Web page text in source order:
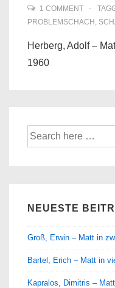
1 COMMENT
PROBLEMSCHACH ,
Herberg, Adolf –
1960
Suche
nach:
NEUESTE
Groß, Erwin – Matt in
Bartel, Erich – Matt in
Kapralos, Dimitris –